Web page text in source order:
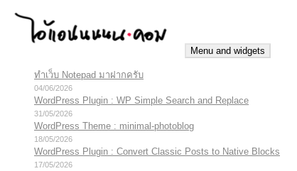
Skip
iannnnn.com
ความจริงมีสองด้าน คือจริงของมึง กับจริงของกู
Menu and widgets
ทำเว็บ Notepad มาฝากครับ
04/06/2026
WordPress Plugin : WP Simple Search and Replace
31/05/2026
WordPress Theme : minimal-photoblog
18/05/2026
WordPress Plugin : Convert Classic Posts to Native Blocks
17/05/2026